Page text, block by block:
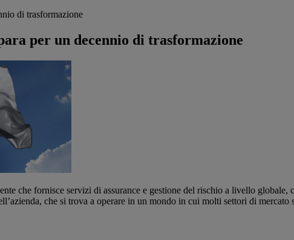
di trasformazione
per un decennio di trasformazione
che fornisce servizi di assurance e gestione del rischio a livello
che si trova a operare in un mondo in cui molti settori di mercato